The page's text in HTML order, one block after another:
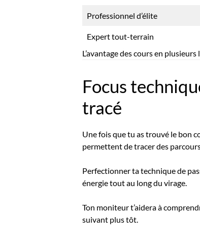
Professionnel d’élite
Expert tout-terrain
L’avantage des cours en plusieurs
Focus
tracé
Une fois que tu as trouvé le bon
permettent de tracer des
Perfectionner ta technique de
énergie tout au long du virage.
Ton moniteur t’aidera à
suivant plus tôt.